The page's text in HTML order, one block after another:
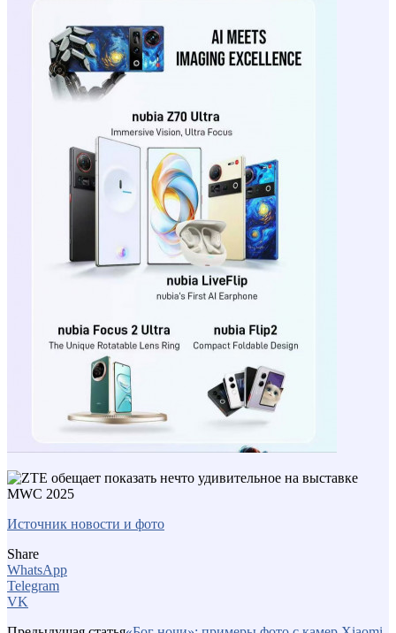
Источник новости и фото
Share
WhatsApp
Telegram
VK